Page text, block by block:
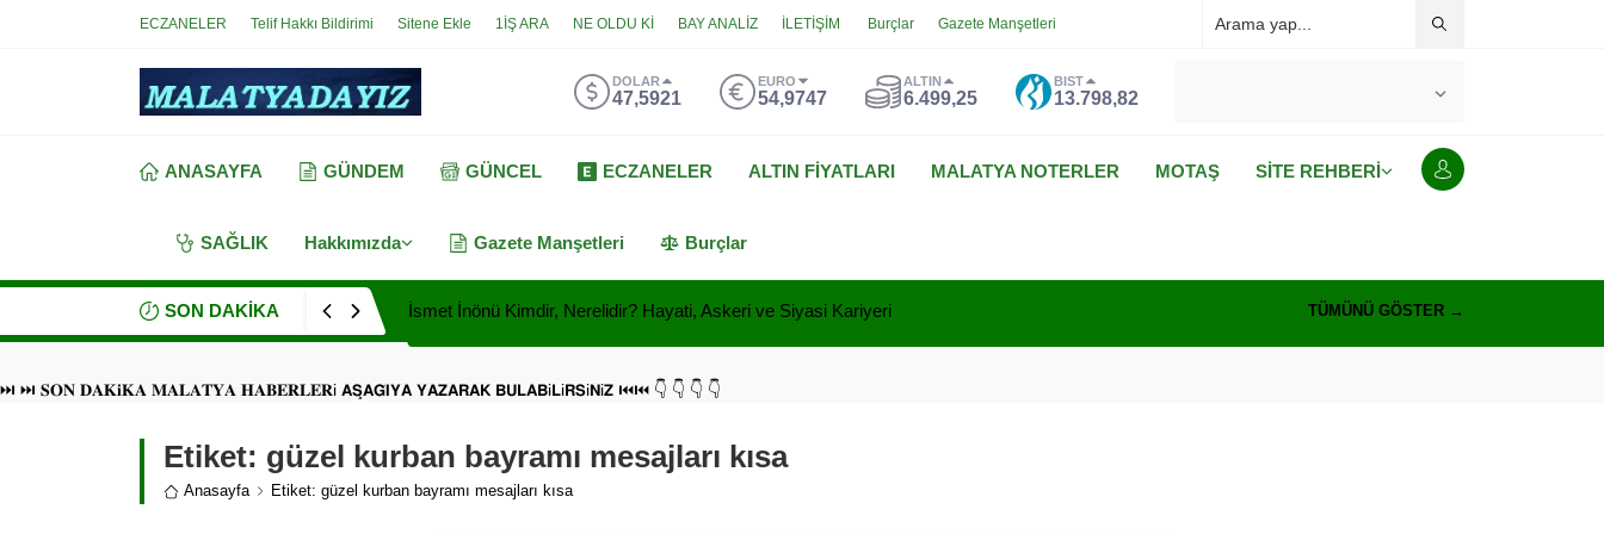
ECZANELER Telif Hakkı Bildirimi Sitene Ekle 1İŞ ARA NE OLDU Kİ BAY ANALİZ İLETİŞİM Burçlar Gazete Manşetleri
DOLAR
47,5921
EURO
54,9747
ALTIN
6.499,25
BIST
13.798,82
ANASAYFA GÜNDEM GÜNCEL ECZANELER ALTIN FİYATLARI MALATYA NOTERLER MOTAŞ SİTE REHBERİ
SAĞLIK Hakkımızda Gazete Manşetleri Burçlar
SON DAKİKA İsmet İnönü Kimdir, Nerelidir? Hayati, Askeri ve Siyasi Kariyeri TÜMÜNÜ GÖSTER →
⏭ ⏭ 𝐒𝐎𝐍 𝐃𝐀𝐊𝐢𝐊𝐀 𝐌𝐀𝐋𝐀𝐓𝐘𝐀 𝐇𝐀𝐁𝐄𝐑𝐋𝐄𝐑i 𝗔𝗦̧𝗔𝗚̆𝗜𝗬𝗔 𝗬𝗔𝗭𝗔𝗥𝗔𝗞 𝗕𝗨𝗟𝗔𝗕i𝗟i𝗥𝗦i𝗡i𝗭 ⏮⏮ 👇 👇 👇 👇
Etiket: güzel kurban bayramı mesajları kısa
Anasayfa Etiket: güzel kurban bayramı mesajları kısa